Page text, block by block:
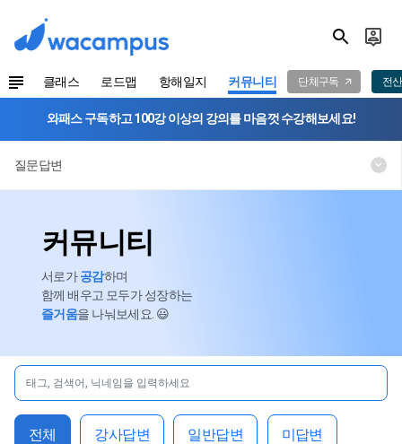
클래스 로드맵 항해일지 커뮤니티 단체구독 전
와패스 구독하고 100강 이상의 강의를 마음껏 수강해보세요!
질문답변
커뮤니티
서로가공감하며
함께 배우고 모두가 성장하는
즐거움을 나눠보세요. 😃
전체 강사답변 일반답변 미답변